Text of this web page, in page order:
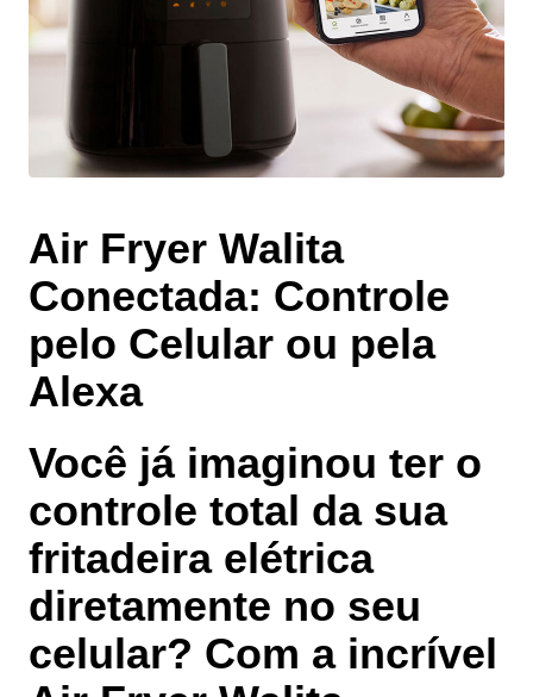
Air Fryer Walita
Conectada: Controle
pelo Celular ou pela
Alexa
Você já imaginou ter o
controle total da sua
fritadeira elétrica
diretamente no seu
celular? Com a incrível